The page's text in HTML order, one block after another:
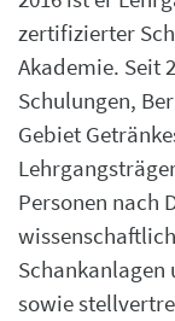
zertifizierter
Akademie. Seit
Schulungen,
Gebiet
Personen nach
Schankanlagen
sowie